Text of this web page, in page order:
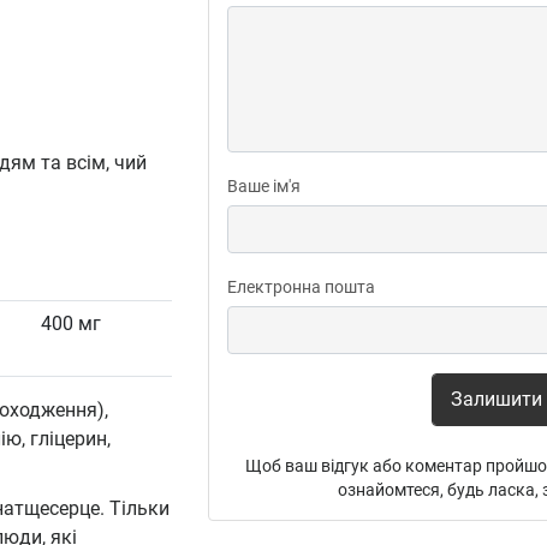
та всім, чий
400 мг
гліцерин,
Тільки
які
Ваше ім'я
Електронна пошта
Залишити
Щоб ваш відгук або коментар
ознайомтеся, будь ласка,